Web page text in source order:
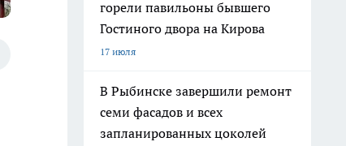
горели павильоны бывшего
Гостиного двора на Кирова
17 июля
В Рыбинске завершили ремонт
семи фасадов и всех
запланированных цоколей